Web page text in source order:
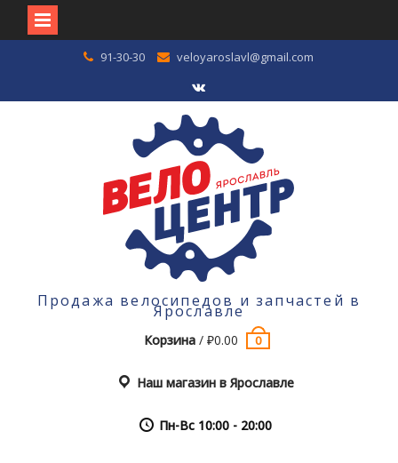
91-30-30 veloyaroslavl@gmail.com
VK
Продажа велосипедов и запчастей в
Ярославле
Корзина /₽0.00 0
Наш магазин в Ярославле
Пн-Вс 10:00 - 20:00